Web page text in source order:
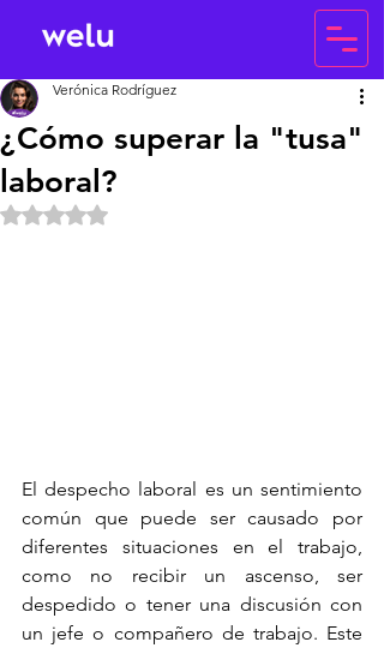
¿Cómo superar la "tusa"
laboral?
Verónica Rodríguez
Obtuvo NaN de 5 estrellas.
El despecho laboral es un sentimiento
común que puede ser causado por
diferentes situaciones en el trabajo,
como no recibir un ascenso, ser
despedido o tener una discusión con
un jefe o compañero de trabajo. Este